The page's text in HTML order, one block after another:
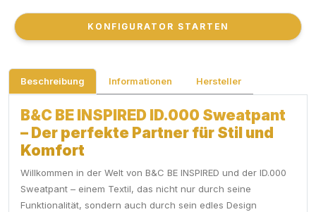
KONFIGURATOR STARTEN
KONFIGURATOR STARTEN
Beschreibung Informationen Hersteller
B&C BE INSPIRED ID.000 Sweatpant
– Der perfekte Partner für Stil und
Komfort
Willkommen in der Welt von B&C BE INSPIRED und der ID.000
Sweatpant – einem Textil, das nicht nur durch seine
Funktionalität, sondern auch durch sein edles Design